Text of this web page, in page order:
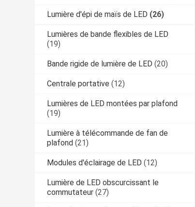
Lumière d'épi de maïs de LED (26)
Lumières de bande flexibles de LED
(19)
Bande rigide de lumière de LED (20)
Centrale portative (12)
Lumières de LED montées par plafond
(19)
Lumière à télécommande de fan de
plafond (21)
Modules d'éclairage de LED (12)
Lumière de LED obscurcissant le
commutateur (27)